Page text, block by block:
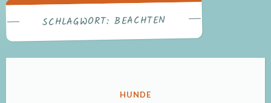
SCHLAGWORT: BEACHTEN
VERÖFFENTLICHT
HUNDE